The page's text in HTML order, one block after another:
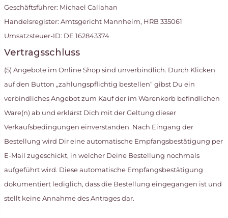
Geschäftsführer: Michael Callahan
Handelsregister: Amtsgericht Mannheim, HRB 335061
Umsatzsteuer-ID: DE 162843374
Vertragsschluss
(5) Angebote im Online Shop sind unverbindlich. Durch Klicken
auf den Button „zahlungspflichtig bestellen“ gibst Du ein
verbindliches Angebot zum Kauf der im Warenkorb befindlichen
Ware(n) ab und erklärst Dich mit der Geltung dieser
Verkaufsbedingungen einverstanden. Nach Eingang der
Bestellung wird Dir eine automatische Empfangsbestätigung per
E-Mail zugeschickt, in welcher Deine Bestellung nochmals
aufgeführt wird. Diese automatische Empfangsbestätigung
dokumentiert lediglich, dass die Bestellung eingegangen ist und
stellt keine Annahme des Antrages dar.